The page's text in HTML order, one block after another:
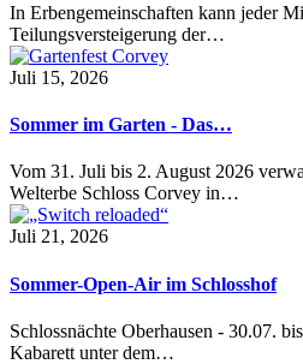
In Erbengemeinschaften kann jeder
Teilungsversteigerung der…
Juli 15, 2026
Sommer im Garten - Das…
Vom 31. Juli bis 2. August 2026
Welterbe Schloss Corvey in…
Juli 21, 2026
Sommer-Open-Air im Schlosshof
Schlossnächte Oberhausen - 30.07.
Kabarett unter dem…